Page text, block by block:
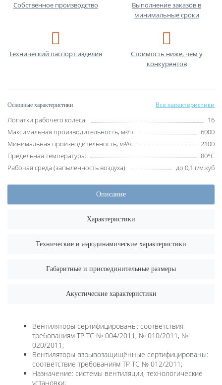
Собственное производство
Выполнение заказов в
минимальные сроки
Технический паспорт изделия
Стоимость ниже, чем у
конкурентов
Основные характеристики Все характеристики
Лопатки рабочего колеса:
16
Максимальная производительность, м³/ч:
6000
Минимальная производительность, м³/ч:
2100
Предельная температура:
80°С
Рабочая среда (запыленность воздуха):
до 0,1 г/м.куб
Описание
Характеристики
Технические и аэродинамические характеристики
Габаритные и присоединительные размеры
Акустические характеристики
Вентиляторы сертифицированы: соответствия
требованиям ТР ТС № 004/2011, № 010/2011, №
020/2011;
Вентиляторы взрывозащищённые сертифицированы:
соответствие требованиям ТР ТС № 012/2011;
Назначение: системы вентиляции, технологические
установки;